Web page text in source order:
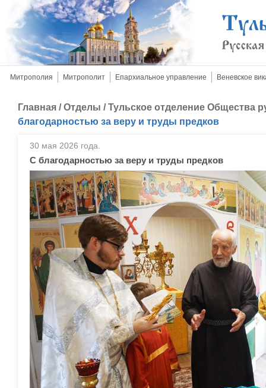
Митрополия Митрополит Епархиальное управление Веневское
Главная /Отделы /Тульское отделение Общества
благодарностью за веру и труды предков
30 мая 2026 года.
С благодарностью за веру и труды предков